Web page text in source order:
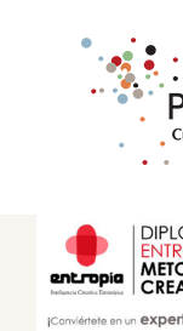
imagen
más
grande